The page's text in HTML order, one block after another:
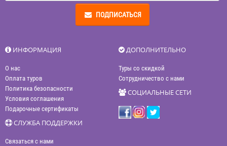
ПОДПИСАТЬСЯ
ИНФОРМАЦИЯ
О нас
Оплата туров
Политика безопасности
Условия соглашения
Подарочные сертификаты
СЛУЖБА ПОДДЕРЖКИ
Связаться с нами
ДОПОЛНИТЕЛЬНО
Туры со скидкой
Сотрудничество с нами
СОЦИАЛЬНЫЕ СЕТИ